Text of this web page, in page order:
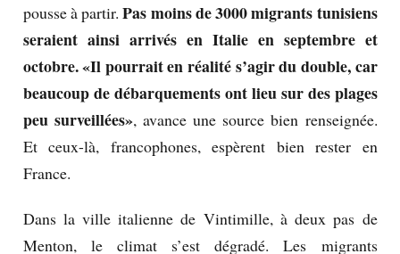
pousse à partir.Pas moins de 3000 migrants tunisiens
seraient ainsi arrivés en Italie en septembre et
octobre. «Il pourrait en réalité s’agir du double, car
beaucoup de débarquements ont lieu sur des plages
peu surveillées», avance une source bien renseignée.
Et ceux-là, francophones, espèrent bien rester en
France.
Dans la ville italienne de Vintimille, à deux pas de
Menton, le climat s’est dégradé. Les migrants